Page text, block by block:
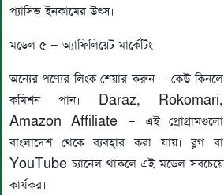
প্যাসিভ ইনকামের উৎস।
মডেল ৫ — অ্যাফিলিয়েট মার্কেটিং
অন্যের পণ্যের লিংক শেয়ার করুন — কেউ কিনলে
কমিশন পান। Daraz, Rokomari,
Amazon Affiliate — এই প্রোগ্রামগুলো
বাংলাদেশ থেকে ব্যবহার করা যায়। ব্লগ বা
YouTube চ্যানেল থাকলে এই মডেল সবচেয়ে
কার্যকর।